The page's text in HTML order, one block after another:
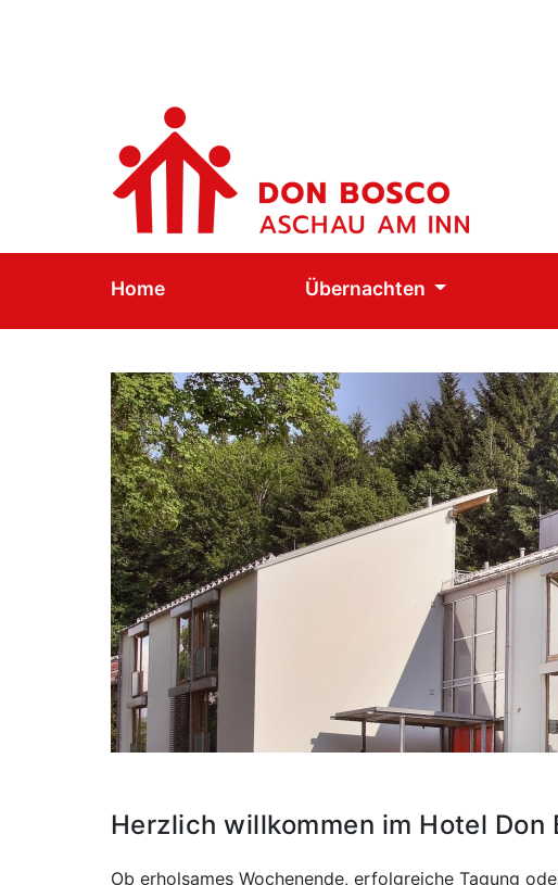
Home Übernachten
Herzlich willkommen im Hotel Don
Ob erholsames Wochenende, erfolgreiche Tagung